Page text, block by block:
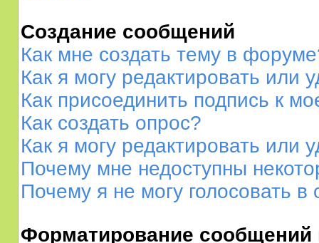
Создание сообщений
Как мне создать тему в
Как я могу редактировать или
Как присоединить подпись к
Как создать опрос?
Как я могу редактировать или
Почему мне недоступны
Почему я не могу голосовать в
Форматирование